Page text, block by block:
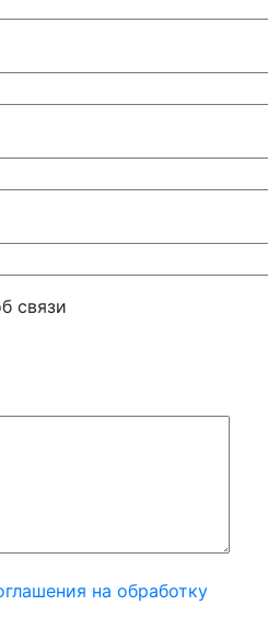
связи
на обработку